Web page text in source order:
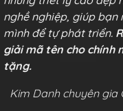
nghề nghiệp, giúp
mình để tự phát triển.
giải mã tên cho chính
tặng.
Kim Danh chuyên gia